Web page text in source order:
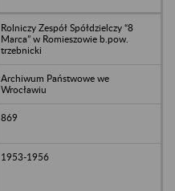
Rolniczy Zespół Spółdzielczy “8
Marca” w Romieszowie b.pow.
trzebnicki
Archiwum Państwowe we
Wrocławiu
869
1953-1956